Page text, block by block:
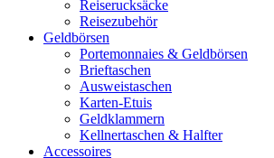
Reiserucksäcke
Reisezubehör
Geldbörsen
Portemonnaies & Geldbörsen
Brieftaschen
Ausweistaschen
Karten-Etuis
Geldklammern
Kellnertaschen & Halfter
Accessoires